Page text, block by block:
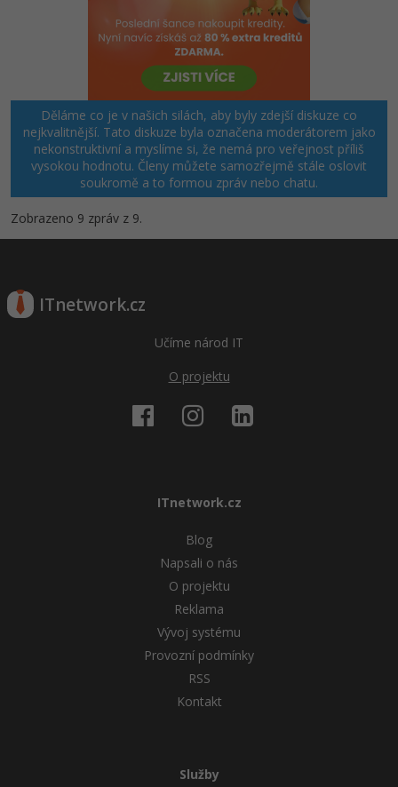
Děláme co je v našich silách, aby byly zdejší diskuze co
nejkvalitnější. Tato diskuze byla označena moderátorem jako
nekonstruktivní a myslíme si, že nemá pro veřejnost příliš
vysokou hodnotu. Členy můžete samozřejmě stále oslovit
soukromě a to formou zpráv nebo chatu.
Zobrazeno 9 zpráv z 9.
ITnetwork.cz
Učíme národ IT
O projektu
ITnetwork.cz
Blog
Napsali o nás
O projektu
Reklama
Vývoj systému
Provozní podmínky
RSS
Kontakt
Služby